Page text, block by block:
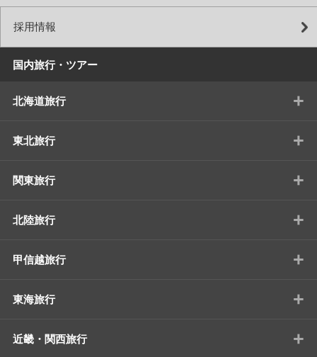
採用情報
国内旅行・ツアー
北海道旅行 +
東北旅行 +
関東旅行 +
北陸旅行 +
甲信越旅行 +
東海旅行 +
近畿・関西旅行 +